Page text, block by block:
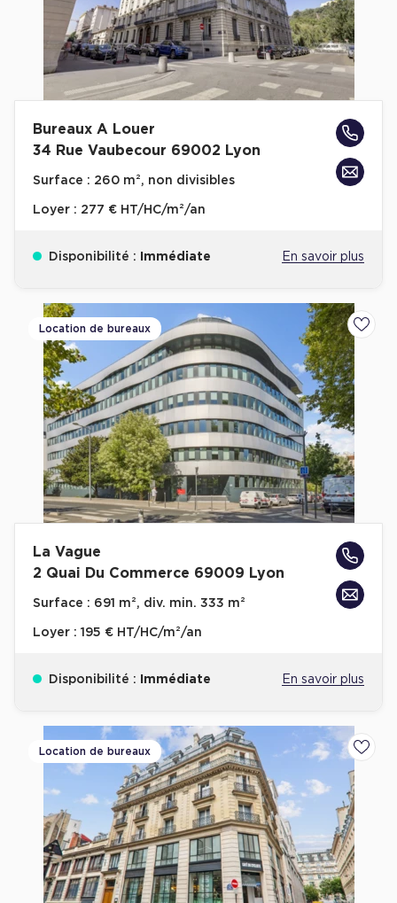
Bureaux A Louer
34 Rue Vaubecour 69002 Lyon
Surface : 260 m², non divisibles
Loyer : 277 € HT/HC/m²/an
Disponibilité : Immédiate En savoir plus
Location de bureaux
La Vague
2 Quai Du Commerce 69009 Lyon
Surface : 691 m², div. min. 333 m²
Loyer : 195 € HT/HC/m²/an
Disponibilité : Immédiate En savoir plus
Location de bureaux